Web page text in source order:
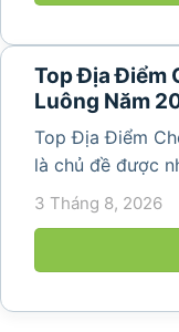
Top Địa Điểm
Luông Năm
Top Địa Điểm
là chủ đề được
hoạch khám
của Thanh
làng yên bình,
3 Tháng 8, 2026